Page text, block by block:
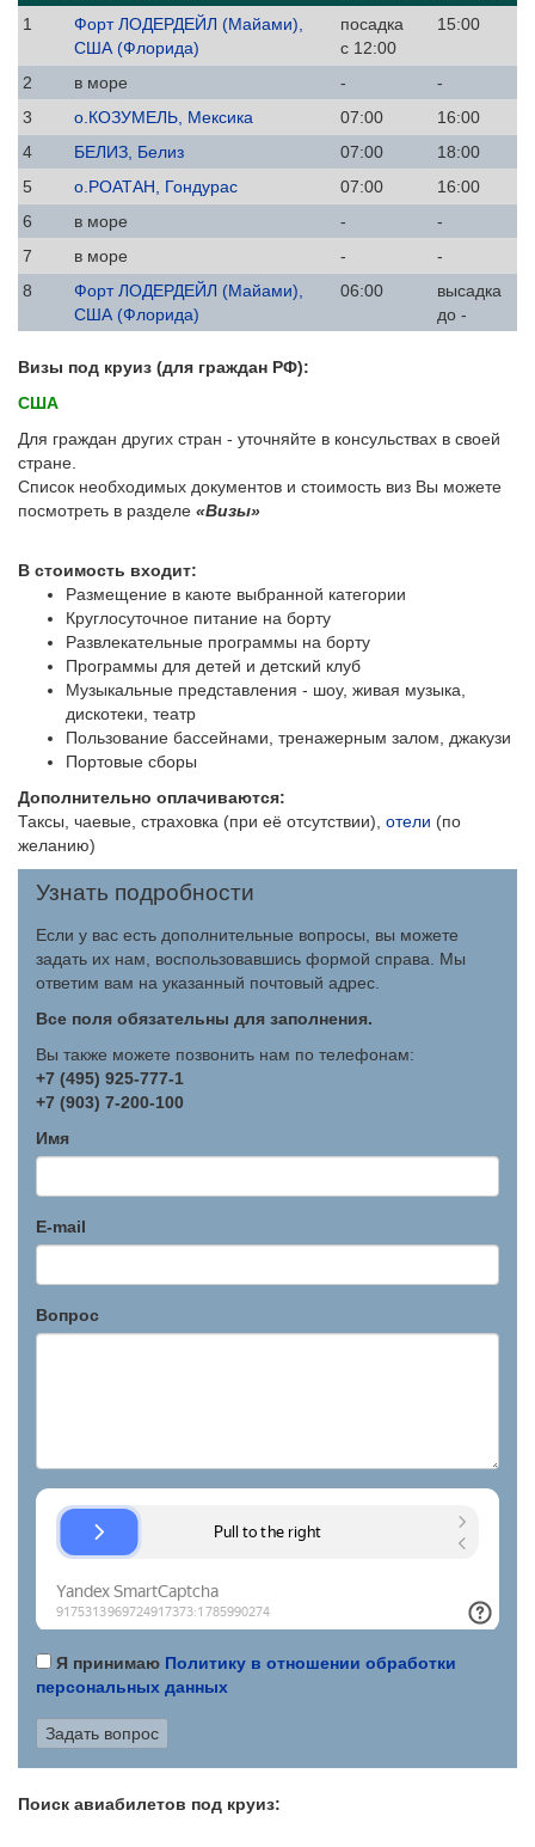
1
Форт ЛОДЕРДЕЙЛ (Майами),
США (Флорида)
посадка
с 12:00
15:00
2 в море -
-
3
о.КОЗУМЕЛЬ, Мексика 07:00
16:00
4
БЕЛИЗ, Белиз 07:00
18:00
5
о.РОАТАН, Гондурас 07:00
16:00
6
в море -
-
7
в море -
-
8
Форт ЛОДЕРДЕЙЛ (Майами),
США (Флорида)
06:00
высадка
до -
Визы под круиз (для граждан РФ):
США
Для граждан других стран - уточняйте в консульствах в своей
стране.
Список необходимых документов и стоимость виз Вы можете
посмотреть в разделе «Визы»
В стоимость входит:
Размещение в каюте выбранной категории
Круглосуточное питание на борту
Развлекательные программы на борту
Программы для детей и детский клуб
Музыкальные представления - шоу, живая музыка,
дискотеки, театр
Пользование бассейнами, тренажерным залом, джакузи
Портовые сборы
Дополнительно оплачиваются:
Таксы, чаевые, страховка (при её отсутствии), отели (по
желанию)
Узнать подробности
Если у вас есть дополнительные вопросы, вы можете
задать их нам, воспользовавшись формой справа. Мы
ответим вам на указанный почтовый адрес.
Все поля обязательны для заполнения.
Вы также можете позвонить нам по телефонам:
+7 (495) 925-777-1
+7 (903) 7-200-100
Имя
E-mail
Вопрос
Я принимаю Политику в отношении обработки
персональных данных
Поиск авиабилетов под круиз: